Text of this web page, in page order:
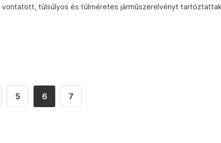
vontatott, túlsúlyos és túlméretes járműszerelvényt tartóztattak
5 6 7